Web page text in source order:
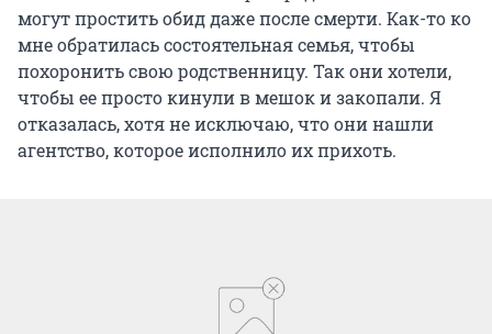
могут простить обид даже после смерти. Как-то ко
мне обратилась состоятельная семья, чтобы
похоронить свою родственницу. Так они хотели,
чтобы ее просто кинули в мешок и закопали. Я
отказалась, хотя не исключаю, что они нашли
агентство, которое исполнило их прихоть.